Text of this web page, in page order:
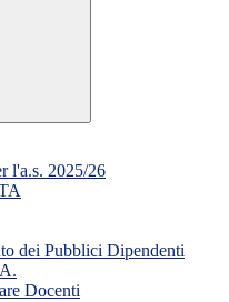
l'a.s. 2025/26
dei Pubblici Dipendenti
Docenti